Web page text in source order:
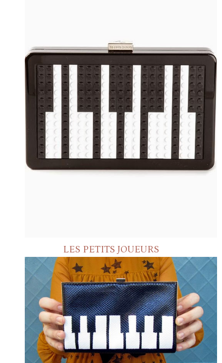
LES PETITS JOUEURS